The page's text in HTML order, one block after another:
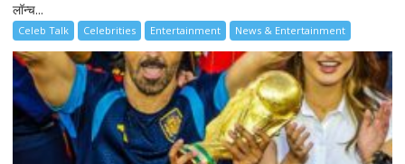
लॉन्च...
Celeb Talk Celebrities Entertainment News & Entertainment